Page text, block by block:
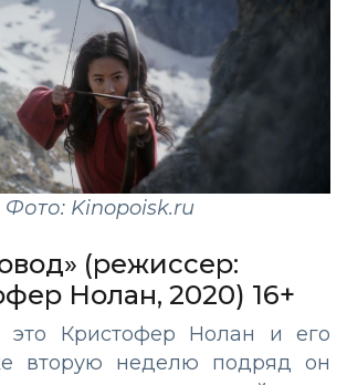
Фото: Kinopoisk.ru
(режиссер:
Нолан, 2020) 16+
это Кристофер Нолан и его
вторую неделю подряд он